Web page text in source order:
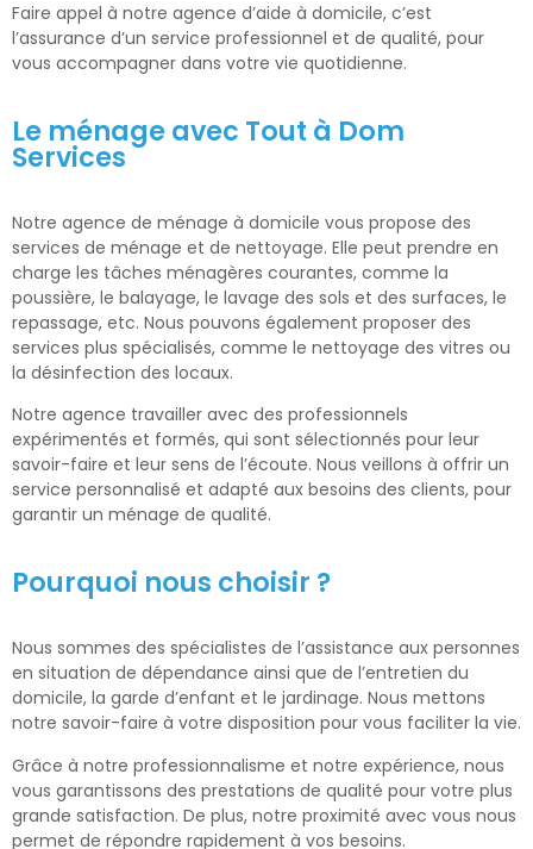
Faire appel à notre agence d’aide à domicile, c’est
l’assurance d’un service professionnel et de qualité, pour
vous accompagner dans votre vie quotidienne.
Le ménage avec Tout à Dom
Services
Notre agence de ménage à domicile vous propose des
services de ménage et de nettoyage. Elle peut prendre en
charge les tâches ménagères courantes, comme la
poussière, le balayage, le lavage des sols et des surfaces, le
repassage, etc. Nous pouvons également proposer des
services plus spécialisés, comme le nettoyage des vitres ou
la désinfection des locaux.
Notre agence travailler avec des professionnels
expérimentés et formés, qui sont sélectionnés pour leur
savoir-faire et leur sens de l’écoute. Nous veillons à offrir un
service personnalisé et adapté aux besoins des clients, pour
garantir un ménage de qualité.
Pourquoi nous choisir ?
Nous sommes des spécialistes de l’assistance aux personnes
en situation de dépendance ainsi que de l’entretien du
domicile, la garde d’enfant et le jardinage. Nous mettons
notre savoir-faire à votre disposition pour vous faciliter la vie.
Grâce à notre professionnalisme et notre expérience, nous
vous garantissons des prestations de qualité pour votre plus
grande satisfaction. De plus, notre proximité avec vous nous
permet de répondre rapidement à vos besoins.